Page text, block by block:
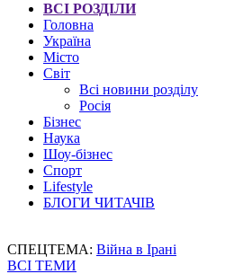
ВСІ РОЗДІЛИ
Головна
Україна
Місто
Світ
Всі новини розділу
Росія
Бізнес
Наука
Шоу-бізнес
Спорт
Lifestyle
БЛОГИ ЧИТАЧІВ
СПЕЦТЕМА: Війна в Ірані
ВСІ ТЕМИ